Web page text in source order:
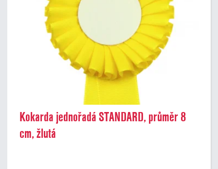
Kokarda jednořadá STANDARD, průměr 8
cm, žlutá